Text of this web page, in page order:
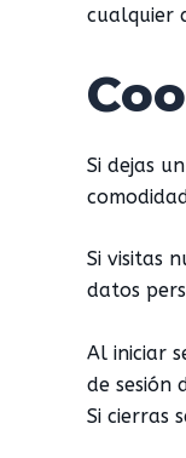
cualquier
Si dejas
Si visitas
datos
Al iniciar
de sesión
Si cierras